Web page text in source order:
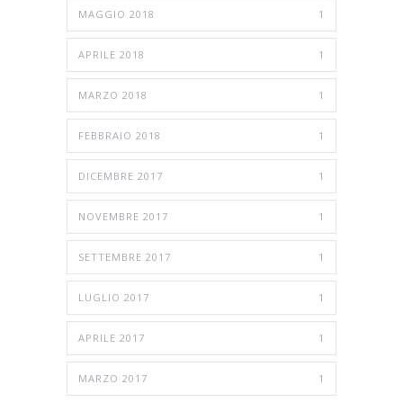
MAGGIO 2018 1
APRILE 2018 1
MARZO 2018 1
FEBBRAIO 2018 1
DICEMBRE 2017 1
NOVEMBRE 2017 1
SETTEMBRE 2017 1
LUGLIO 2017 1
APRILE 2017 1
MARZO 2017 1